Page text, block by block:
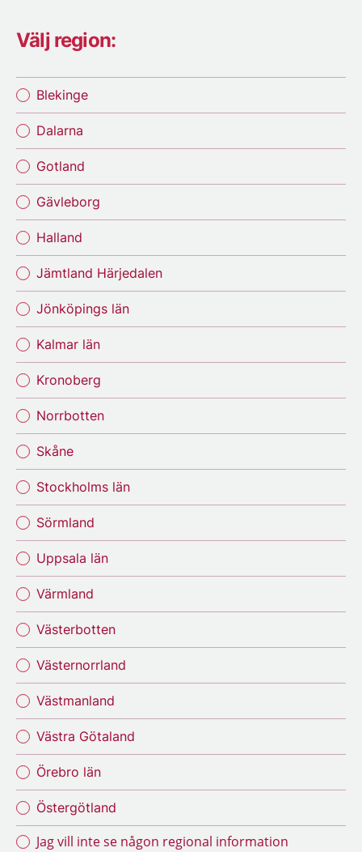
Välj region:
Blekinge
Dalarna
Gotland
Gävleborg
Halland
Jämtland Härjedalen
Jönköpings län
Kalmar län
Kronoberg
Norrbotten
Skåne
Stockholms län
Sörmland
Uppsala län
Värmland
Västerbotten
Västernorrland
Västmanland
Västra Götaland
Örebro län
Östergötland
Jag vill inte se någon regional information